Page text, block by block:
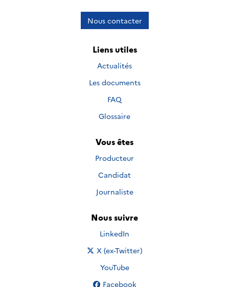
Nous contacter
Liens utiles
Actualités
Les documents
FAQ
Glossaire
Vous êtes
Producteur
Candidat
Journaliste
Nous suivre
Nous suivre sur
LinkedIn
Nous suivre sur
X (ex-Twitter)
Nous suivre sur
YouTube
Nous suivre sur
Facebook